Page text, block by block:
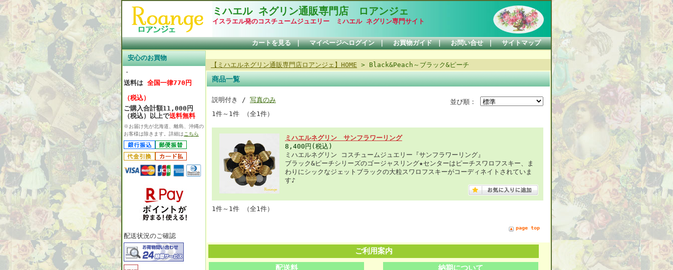
ミハエル ネグリン通販専門店 ロアンジェ
イスラエル発のコスチュームジュエリー ミハエル ネグリン専門サイト
カートを見る｜ マイページへログイン｜ お買物ガイド｜ お問い合せ｜ サイトマップ
安心のお買物
・
送料は 全国一律770円
（税込）
ご購入合計額11,000円
（税込）以上で送料無料
※お届け先が北海道、離島、沖縄の
お客様は除きます。詳細は こちら
配送状況のご確認
【ミハエルネグリン通販専門店ロアンジェ】HOME > Black&Peach～ブラック&ピーチ
商品一覧
並び順：
説明付き / 写真のみ
1件～1件 （全1件）
ミハエルネグリン サンフラワーリング
8,400円(税込)
ミハエルネグリン コスチュームジュエリー『サンフラワーリング』
ブラック&ピーチシリーズのゴージャスリング★センターはピーチスワロフスキー、ま
わりにシックなジェットブラックの大粒スワロフスキーがコーディネイトされていま
す♪
1件～1件 （全1件）
page top
ご利用案内
配送料
納期について